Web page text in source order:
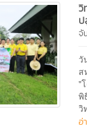
วิ
ป
จั
วั
ส
"
พิ
วิ
อ่